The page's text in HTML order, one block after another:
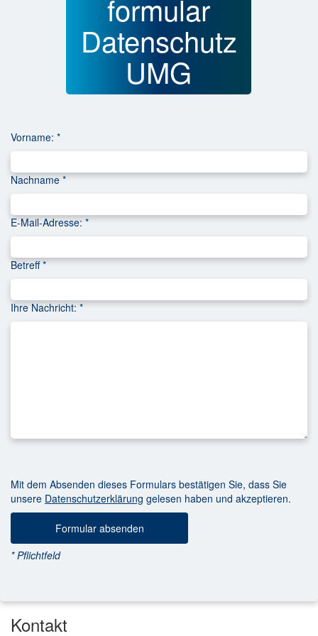
formular
Datenschutz
UMG
Vorname: *
Nachname *
E-Mail-Adresse: *
Betreff *
Ihre Nachricht: *
Mit dem Absenden dieses Formulars bestätigen Sie, dass Sie
unsere Datenschutzerklärung gelesen haben und akzeptieren.
* Pflichtfeld
Kontakt